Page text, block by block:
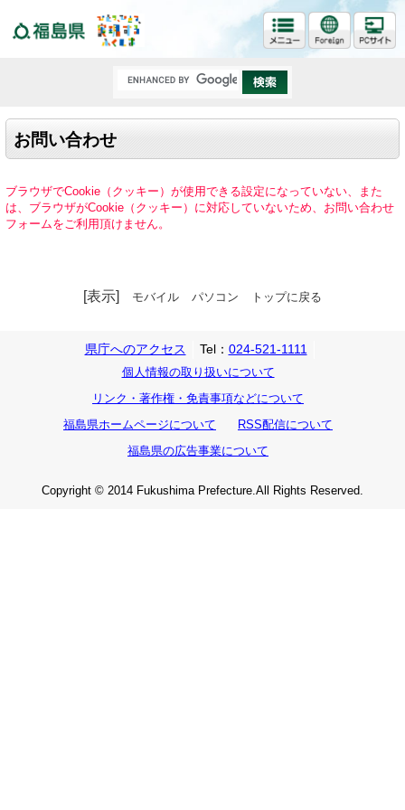
お問い合わせ
ブラウザでCookie（クッキー）が使用できる設定になっていない、また
は、ブラウザがCookie（クッキー）に対応していないため、お問い合わせ
フォームをご利用頂けません。
[表示] モバイル パソコン トップに戻る
県庁へのアクセス Tel： 024-521-1111
個人情報の取り扱いについて
リンク・著作権・免責事項などについて
福島県ホームページについて
RSS配信について
福島県の広告事業について
Copyright © 2014 Fukushima Prefecture.All Rights Reserved.